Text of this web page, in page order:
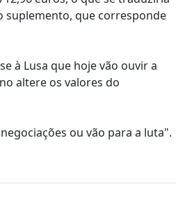
suplemento, que corresponde
à Lusa que hoje vão ouvir a
altere os valores do
ou vão para a luta".